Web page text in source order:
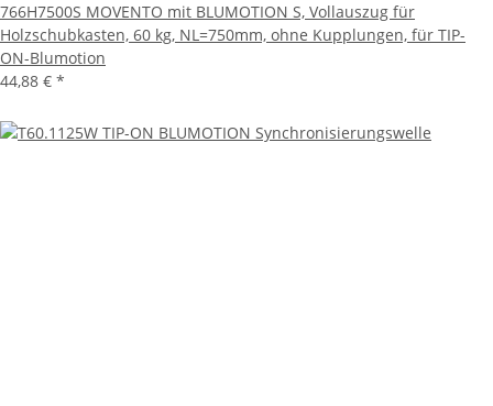
766H7500S MOVENTO mit BLUMOTION S, Vollauszug für
Holzschubkasten, 60 kg, NL=750mm, ohne Kupplungen, für TIP-
ON-Blumotion
44,88 € *